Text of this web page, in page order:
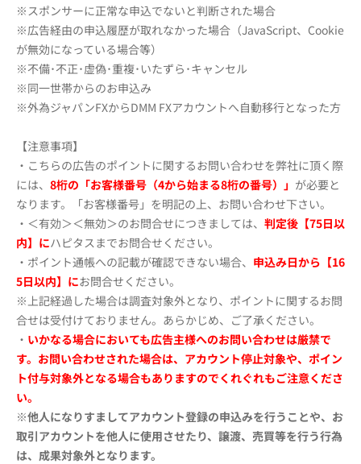
※スポンサーに正常な申込でないと判断された場合
※広告経由の申込履歴が取れなかった場合（JavaScript、Cookie
が無効になっている場合等）
※不備･不正･虚偽･重複･いたずら･キャンセル
※同一世帯からのお申込み
※外為ジャパンFXからDMM FXアカウントへ自動移行となった方
【注意事項】
・こちらの広告のポイントに関するお問い合わせを弊社に頂く際
には、 8桁の「お客様番号（4から始まる8桁の番号）」 が必要と
なります。「お客様番号」を明記の上、お問い合わせ下さい。
・＜有効＞＜無効＞のお問合せにつきましては、 判定後【75日以
内】にハピタスまでお問合せください。
・ポイント通帳への記載が確認できない場合、 申込み日から【16
5日以内】にお問合せください。
※上記経過した場合は調査対象外となり、ポイントに関するお問
合せは受付けておりません。あらかじめ、ご了承ください。
・ いかなる場合においても広告主様へのお問い合わせは厳禁で
す。お問い合わせされた場合は、アカウント停止対象や、ポイン
ト付与対象外となる場合もありますのでくれぐれもご注意くださ
い。
※他人になりすましてアカウント登録の申込みを行うことや、お
取引アカウントを他人に使用させたり、譲渡、売買等を行う行為
は、成果対象外となります。